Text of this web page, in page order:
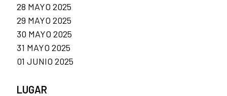
28 MAYO 2025
29 MAYO 2025
30 MAYO 2025
31 MAYO 2025
01 JUNIO 2025
LUGAR